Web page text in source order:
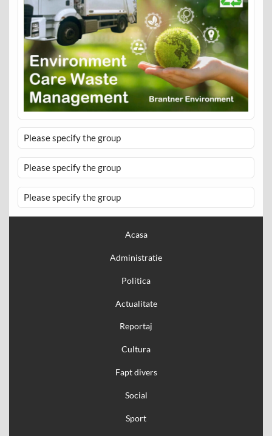
Please specify the group
Please specify the group
Please specify the group
Acasa
Administratie
Politica
Actualitate
Reportaj
Cultura
Fapt divers
Social
Sport